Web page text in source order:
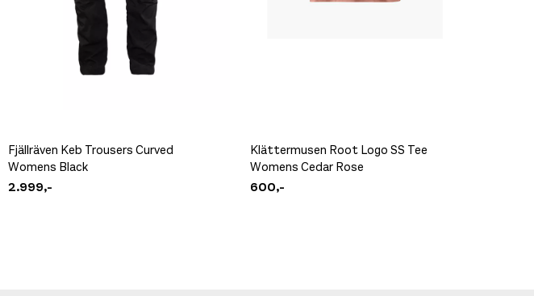
Fjällräven Keb Trousers Curved
Womens Black
2.999,-
Klättermusen Root Logo SS Tee
Womens Cedar Rose
600,-